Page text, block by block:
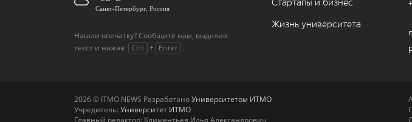
Санкт-Петербург, Россия
Нашли опечатку? Сообщите нам, выделив
текст и нажав
Ctrl + Enter .
Стартапы и бизнес
Жизнь университета
2026 © ITMO.NEWS РазработаноУниверситетом ИТМО
Учредитель: Университет ИТМО
Главный редактор: Климентьев Илья Александрович